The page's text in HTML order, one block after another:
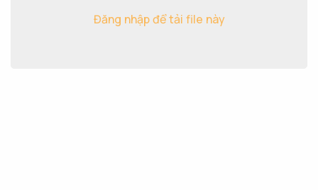
Đăng nhập để tải file này